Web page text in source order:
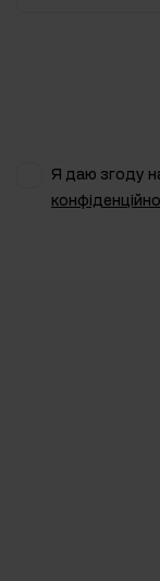
Я даю згоду